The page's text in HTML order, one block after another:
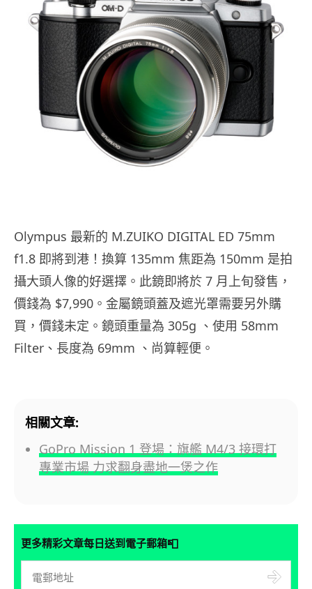
Olympus 最新的 M.ZUIKO DIGITAL ED 75mm
f1.8 即將到港！換算 135mm 焦距為 150mm 是拍
攝大頭人像的好選擇。此鏡即將於 7 月上旬發售，
價錢為 $7,990。金屬鏡頭蓋及遮光罩需要另外購
買，價錢未定。鏡頭重量為 305g 、使用 58mm
Filter、長度為 69mm 、尚算輕便。
相關文章:
GoPro Mission 1 登場：旗艦 M4/3 接環打
專業市場 力求翻身盡地一煲之作
更多精彩文章每日送到電子郵箱📮